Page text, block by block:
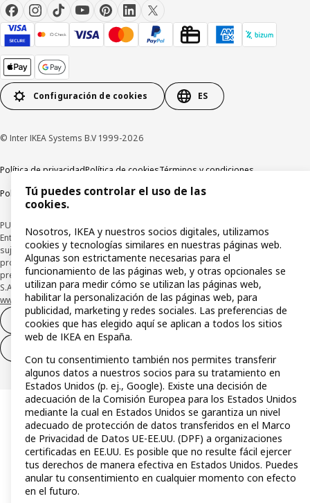
Configuración de cookies ES
© Inter IKEA Systems B.V 1999-2026
Política de privacidadPolítica de cookiesTérminos y condiciones
Política de divulgación responsable
PUBLICIDAD: *Financiación a través de la tarjeta IKEA VISA emitida por la
Entidad de Pago híbrida CaixaBank Payments & Consumer, E.F.C., E.P., S.A.U., y
sujeta a su organización. La entidad ha escogido como sistema de
protección de los fondos recibidos de usuarios de servicios de pago que
presta su depósito en una cuenta bancaria separada abierta en CaixaBank,
S.A. Conoce más acerca de las formas de pago de tu tarjeta aquí:
www.caixabankpc.com/es/productos . ​
Desistimiento del contrato
Tú puedes controlar el uso de las
cookies.
Nosotros, IKEA y nuestros socios digitales, utilizamos
cookies y tecnologías similares en nuestras páginas web.
Algunas son estrictamente necesarias para el
funcionamiento de las páginas web, y otras opcionales se
utilizan para medir cómo se utilizan las páginas web,
habilitar la personalización de las páginas web, para
publicidad, marketing y redes sociales. Las preferencias de
cookies que has elegido aquí se aplican a todos los sitios
web de IKEA en España.
Con tu consentimiento también nos permites transferir
algunos datos a nuestros socios para su tratamiento en
Estados Unidos (p. ej., Google). Existe una decisión de
adecuación de la Comisión Europea para los Estados Unidos
mediante la cual en Estados Unidos se garantiza un nivel
adecuado de protección de datos transferidos en el Marco
de Privacidad de Datos UE-EE.UU. (DPF) a organizaciones
certificadas en EE.UU. Es posible que no resulte fácil ejercer
tus derechos de manera efectiva en Estados Unidos. Puedes
anular tu consentimiento en cualquier momento con efecto
en el futuro.